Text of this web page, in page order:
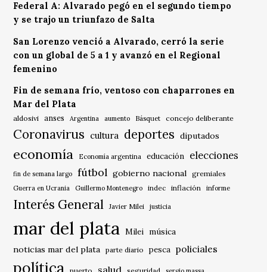
Federal A: Alvarado pegó en el segundo tiempo
y se trajo un triunfazo de Salta
San Lorenzo venció a Alvarado, cerró la serie
con un global de 5 a 1 y avanzó en el Regional
femenino
Fin de semana frío, ventoso con chaparrones en
Mar del Plata
aldosivi anses Argentina aumento Básquet concejo deliberante
Coronavirus cultura deportes diputados
economía Economía argentina educación elecciones
fin de semana largo fútbol gobierno nacional gremiales
Guerra en Ucrania Guillermo Montenegro indec inflación informe
Interés General Javier Milei justicia
mar del plata Milei música
noticias mar del plata
parte diario pesca policiales
política